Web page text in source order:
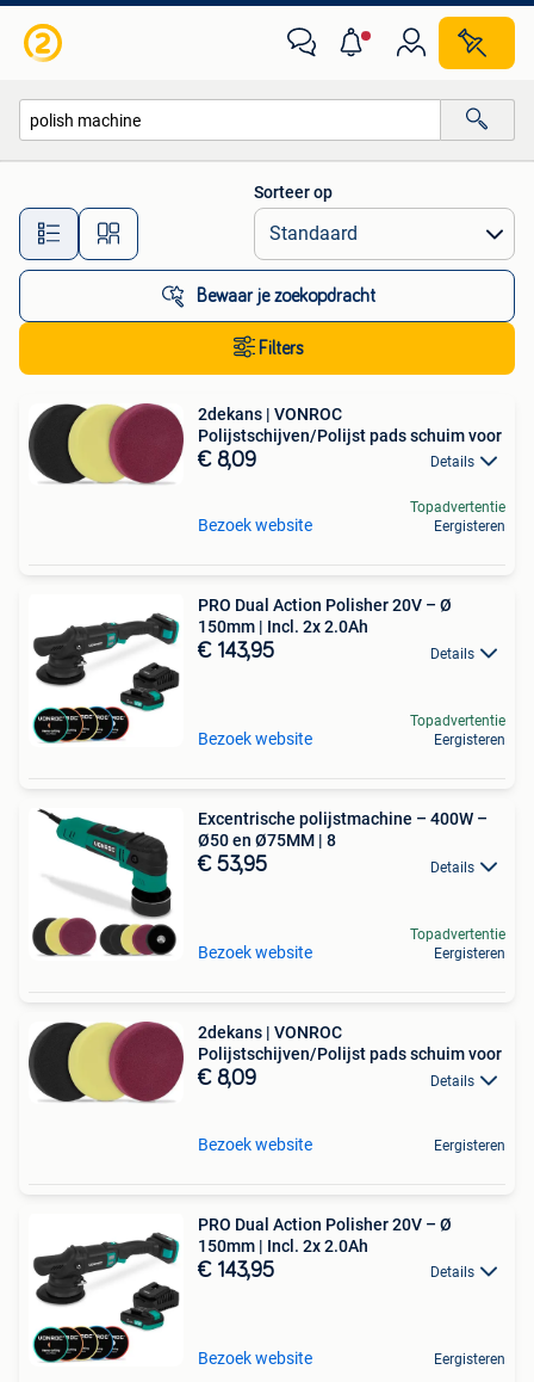
Alle afstanden…
Sorteer op
Bewaar je zoekopdracht
Filters
2dekans | VONROC
Polijstschijven/Polijst pads schuim voor
€ 8,09 Details
Bezoek website
Topadvertentie
Eergisteren
PRO Dual Action Polisher 20V – Ø
150mm | Incl. 2x 2.0Ah
€ 143,95 Details
Bezoek website
Topadvertentie
Eergisteren
Excentrische polijstmachine – 400W –
Ø50 en Ø75MM | 8
€ 53,95 Details
Bezoek website
Topadvertentie
Eergisteren
2dekans | VONROC
Polijstschijven/Polijst pads schuim voor
€ 8,09 Details
Bezoek website Eergisteren
PRO Dual Action Polisher 20V – Ø
150mm | Incl. 2x 2.0Ah
€ 143,95 Details
Bezoek website Eergisteren